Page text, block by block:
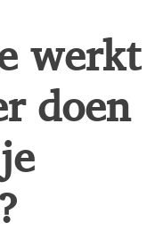
werkt
doen